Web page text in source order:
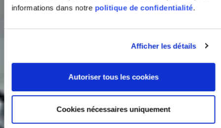
informations dans notre politique de confidentialité.
Afficher les détails
Autoriser tous les cookies
Cookies nécessaires uniquement